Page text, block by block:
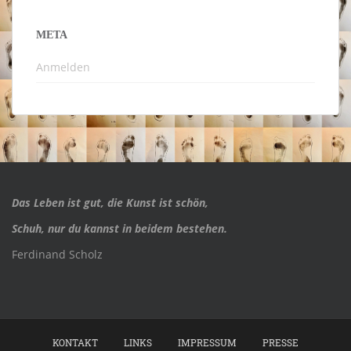
META
Anmelden
Das Leben ist gut, die Kunst ist schön,
Schuh, nur du kannst in beidem bestehen.
Ferdinand Scholz
KONTAKT LINKS IMPRESSUM PRESSE